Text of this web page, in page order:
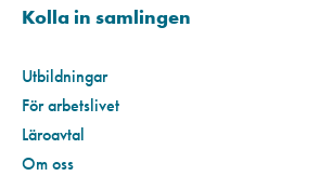
Kolla in samlingen
Utbildningar
För arbetslivet
Läroavtal
Om oss